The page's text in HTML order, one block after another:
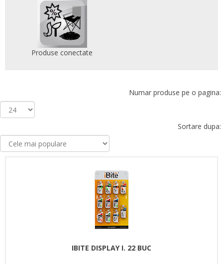
Produse conectate
Numar produse pe o pagina:
Sortare dupa:
IBITE DISPLAY I. 22 BUC